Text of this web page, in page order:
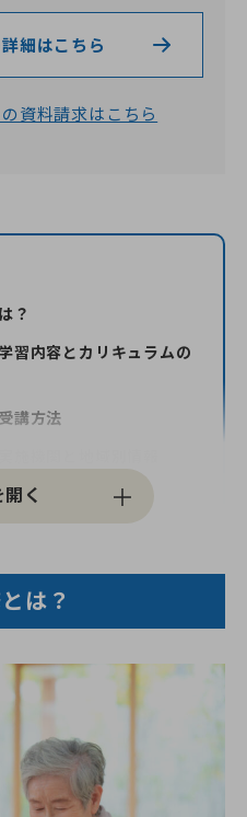
わせ
細はこちら
資料請求はこちら
？
習内容とカリキュラムの
講方法
後のステップ
修に関するよくある質問
護資格講座のご案内
は？